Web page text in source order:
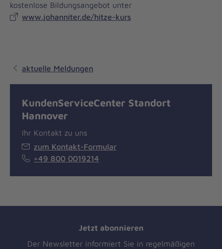
kostenlose Bildungsangebot unter
www.johanniter.de/hitze-kurs
aktuelle Meldungen
KundenServiceCenter Standort
Hannover
Ihr Kontakt zu uns
zum Kontakt-Formular
+49 800 0019214
Jetzt abonnieren
Der Newsletter informiert Sie in regelmäßigen